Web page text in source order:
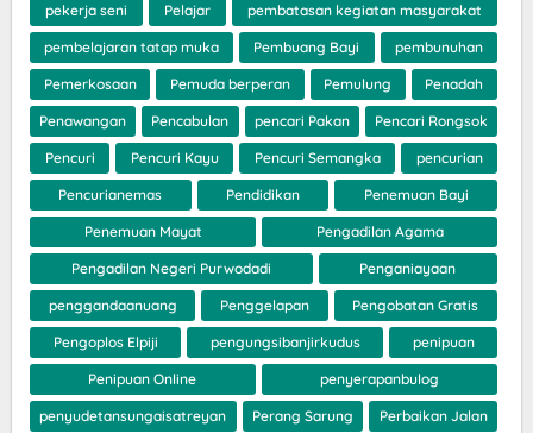
pekerja seni Pelajar pembatasan kegiatan masyarakat
pembelajaran tatap muka Pembuang Bayi pembunuhan
Pemerkosaan Pemuda berperan Pemulung Penadah
Penawangan Pencabulan pencari Pakan Pencari Rongsok
Pencuri Pencuri Kayu Pencuri Semangka pencurian
Pencurianemas Pendidikan Penemuan Bayi
Penemuan Mayat Pengadilan Agama
Pengadilan Negeri Purwodadi Penganiayaan
penggandaanuang Penggelapan Pengobatan Gratis
Pengoplos Elpiji pengungsibanjirkudus penipuan
Penipuan Online penyerapanbulog
penyudetansungaisatreyan Perang Sarung Perbaikan Jalan